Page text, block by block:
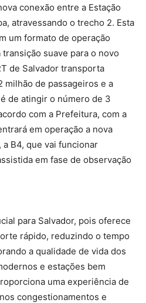
conexão entre a Estação
atravessando o trecho 2. Esta
um formato de operação
suave para o novo
de Salvador transporta
milhão de passageiros e a
de atingir o número de 3
com a Prefeitura, com a
em operação a nova
a B4, que vai funcionar
em fase de observação
para Salvador, pois oferece
rápido, reduzindo o tempo
a qualidade de vida dos
e estações bem
uma experiência de
congestionamentos e